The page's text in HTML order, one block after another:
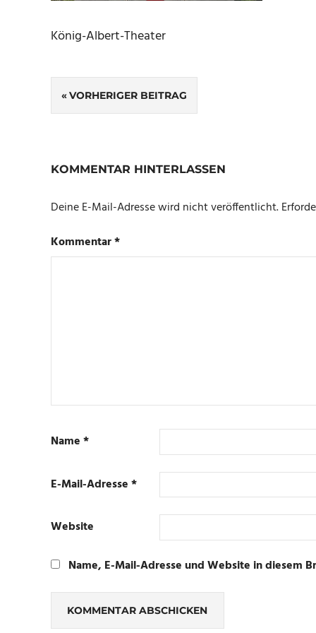
König-Albert-Theater
Beitragsnavigation
VORHERIGER BEITRAG
KOMMENTAR HINTERLASSEN
Deine E-Mail-Adresse wird nicht veröffentlicht.
Kommentar*
Name*
E-Mail-Adresse*
Website
Name, E-Mail-Adresse und Website in diesem